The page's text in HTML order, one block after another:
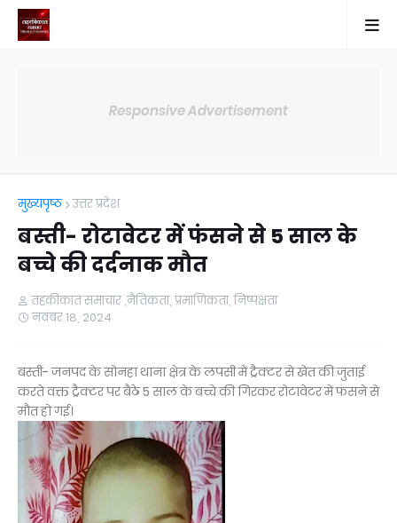
Responsive Advertisement
मुख्यपृष्ठ उत्तर प्रदेश
बस्ती- रोटावेटर में फंसने से 5 साल के
बच्चे की दर्दनाक मौत
तहकीकात समाचार ,नैतिकता, प्रमाणिकता, निष्पक्षता
नवंबर 18, 2024
बस्ती- जनपद के सोनहा थाना क्षेत्र के लपसी में ट्रैक्टर से खेत की जुताई
करते वक्त ट्रैक्टर पर बैठे 5 साल के बच्चे की गिरकर रोटावेटर में फंसने से
मौत हो गई।